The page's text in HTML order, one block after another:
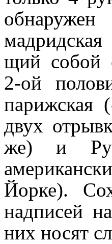
щий собой
2‑ой
парижская
двух
же) и
Йорке).
надписей
них носят